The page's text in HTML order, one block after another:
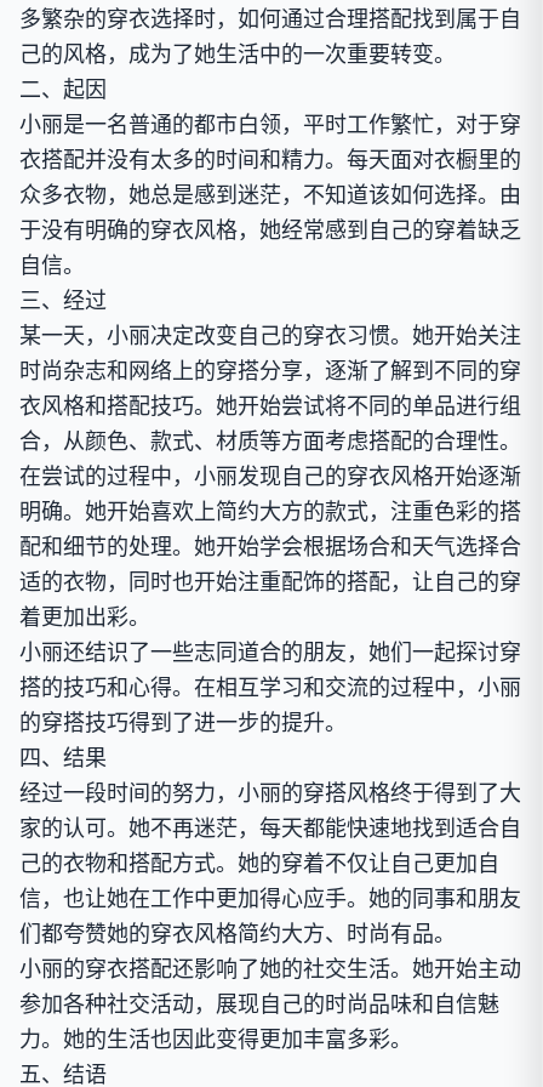
多繁杂的穿衣选择时，如何通过合理搭配找到属于自
己的风格，成为了她生活中的一次重要转变。
二、起因
小丽是一名普通的都市白领，平时工作繁忙，对于穿
衣搭配并没有太多的时间和精力。每天面对衣橱里的
众多衣物，她总是感到迷茫，不知道该如何选择。由
于没有明确的穿衣风格，她经常感到自己的穿着缺乏
自信。
三、经过
某一天，小丽决定改变自己的穿衣习惯。她开始关注
时尚杂志和网络上的穿搭分享，逐渐了解到不同的穿
衣风格和搭配技巧。她开始尝试将不同的单品进行组
合，从颜色、款式、材质等方面考虑搭配的合理性。
在尝试的过程中，小丽发现自己的穿衣风格开始逐渐
明确。她开始喜欢上简约大方的款式，注重色彩的搭
配和细节的处理。她开始学会根据场合和天气选择合
适的衣物，同时也开始注重配饰的搭配，让自己的穿
着更加出彩。
小丽还结识了一些志同道合的朋友，她们一起探讨穿
搭的技巧和心得。在相互学习和交流的过程中，小丽
的穿搭技巧得到了进一步的提升。
四、结果
经过一段时间的努力，小丽的穿搭风格终于得到了大
家的认可。她不再迷茫，每天都能快速地找到适合自
己的衣物和搭配方式。她的穿着不仅让自己更加自
信，也让她在工作中更加得心应手。她的同事和朋友
们都夸赞她的穿衣风格简约大方、时尚有品。
小丽的穿衣搭配还影响了她的社交生活。她开始主动
参加各种社交活动，展现自己的时尚品味和自信魅
力。她的生活也因此变得更加丰富多彩。
五、结语